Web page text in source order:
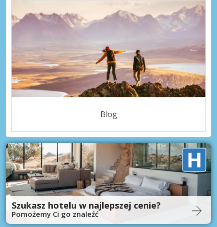
Blog
Szukasz hotelu w najlepszej cenie?
Pomożemy Ci go znaleźć